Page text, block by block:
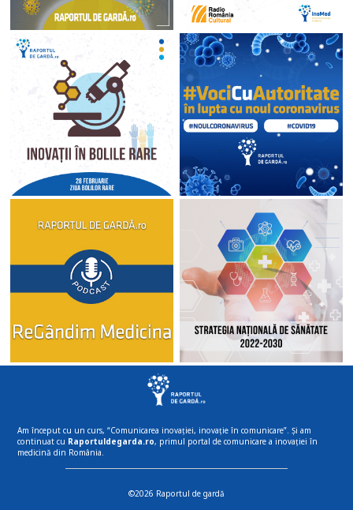
Am început cu un curs, “Comunicarea inovației, inovație în comunicare”. Și am
continuat cu Raportuldegarda.ro, primul portal de comunicare a inovației în
medicină din România.
©2026 Raportul de gardă